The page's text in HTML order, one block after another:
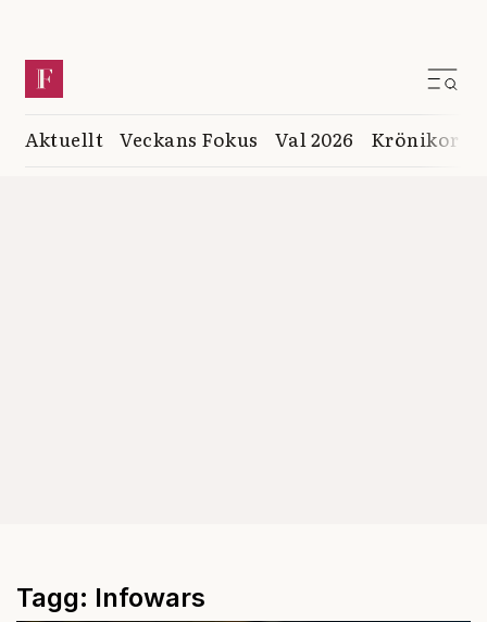
Aktuellt Veckans Fokus Val 2026 Krönikor
Tagg: Infowars